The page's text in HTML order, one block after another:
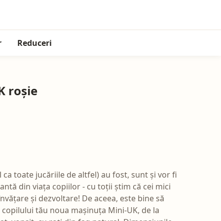
Reduceri
roșie
toate jucăriile de altfel) au fost, sunt și vor fi
din viața copiilor - cu toții știm că cei mici
și dezvoltare! De aceea, este bine să
tău noua mașinuța Mini-UK, de la